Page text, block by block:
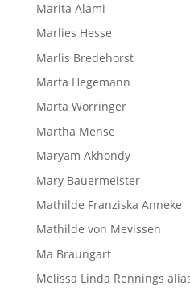
Marita Alami
Marlies Hesse
Marlis Bredehorst
Marta Hegemann
Marta Worringer
Martha Mense
Maryam Akhondy
Mary Bauermeister
Mathilde Franziska Anneke
Mathilde von Mevissen
Ma Braungart
Melissa Linda Rennings